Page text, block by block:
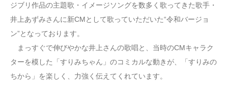
ジブリ作品の主題歌・イメージソングを数多く歌ってきた歌手・
井上あずみさんに新CMとして歌っていただいた“令和バージョ
ン”となっております。
まっすぐで伸びやかな井上さんの歌唱と、当時のCMキャラク
ターを模した「すりみちゃん」のコミカルな動きが、「すりみの
ちから」を楽しく、力強く伝えてくれています。